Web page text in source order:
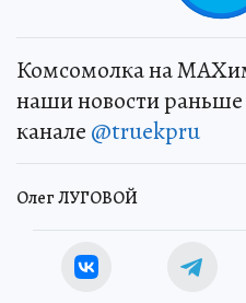
Комсомолка на
наши новости раньше
канале @truekpru
Олег ЛУГОВОЙ